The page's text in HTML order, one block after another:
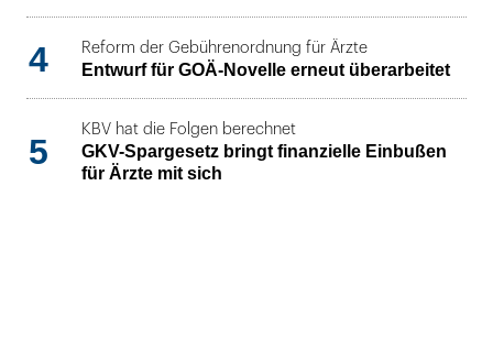
4 Reform der Gebührenordnung für Ärzte
Entwurf für GOÄ-Novelle erneut überarbeitet
5
KBV hat die Folgen berechnet
GKV-Spargesetz bringt finanzielle Einbußen
für Ärzte mit sich